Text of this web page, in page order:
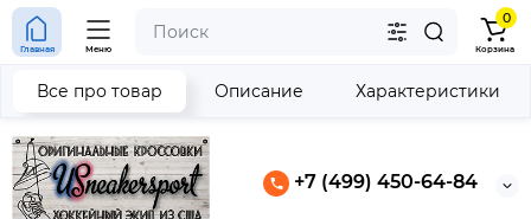
+7 (499) 450-64-84
Главная Меню
0
Корзина
Все про товар Описание Характеристики